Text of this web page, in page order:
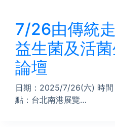
7/26由傳統
益生菌及活
論壇
日期：2025/7/26(六) 時
點：台北南港展覽…